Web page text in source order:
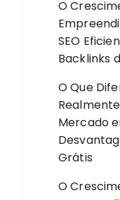
O
SEO
Backlinks
O Que
Mercado
Grátis
O